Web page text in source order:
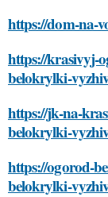
https://dom-na-
https://krasivyj-
belokrylki-
https://jk-na-
belokrylki-
https://ogorod-
belokrylki-